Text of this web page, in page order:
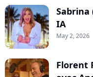
Sabrina
IA
May 2, 2026
Florent